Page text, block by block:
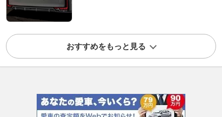
おすすめをもっと見る